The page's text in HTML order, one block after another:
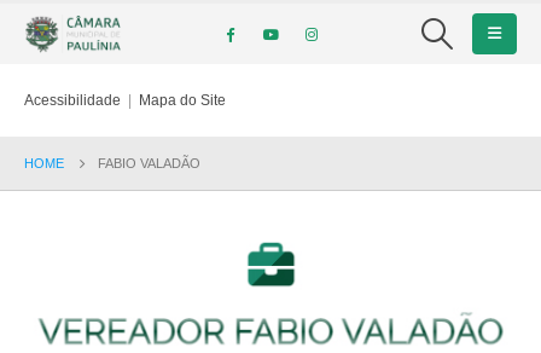
Acessibilidade | Mapa do Site
HOME FABIO VALADÃO